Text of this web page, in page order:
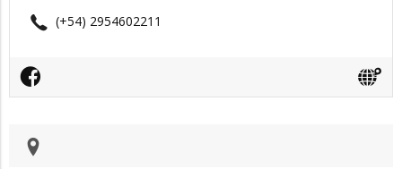
(+54) 2954602211